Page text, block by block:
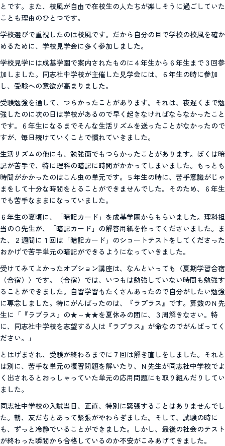
とです。また、校風が自由で在校生の人たちが楽しそうに過ごしていた
ことも理由のひとつです。
学校選びで重視したのは校風です。だから自分の目で学校の校風を確か
めるために、学校見学会に多く参加しました。
学校見学には成基学園で案内されたものに４年生から６年生まで３回参
加しました。同志社中学校が主催した見学会には、６年生の時に参加
し、受験への意欲が高まりました。
受験勉強を通して、つらかったことがあります。それは、夜遅くまで勉
強したのに次の日は学校があるので早く起きなければならなかったこと
です。６年生になるまでそんな生活リズムを送ったことがなかったので
すが、毎日続けていくことで慣れていきました。
生活リズムの他にも、勉強面でもつらかったことがあります。ぼくは暗
記が苦手で、特に理科の暗記に時間がかかってしまいました。もっとも
時間がかかったのはこん虫の単元です。５年生の時に、苦手意識がじゃ
まをして十分な時間をとることができませんでした。そのため、６年生
でも苦手なままになっていました。
６年生の夏頃に、「暗記カード」を成基学園からもらいました。理科担
当のＯ先生が、「暗記カード」の解答用紙を作ってくださいました。ま
た、２週間に１回は「暗記カード」のショートテストをしてくださった
おかげで苦手単元の暗記ができるようになっていきました。
受けてみてよかったオプション講座は、なんといっても〈夏期学習合宿
（合宿）〉です。〈合宿〉では、いつもは勉強していない時間も勉強す
ることができました。自習学習もたくさんあったので自分がしたい勉強
に専念しました。特にがんばったのは、『ラプラス』です。算数のＮ先
生に「『ラプラス』の★～★★を夏休みの間に、３周解きなさい。特
に、同志社中学校を志望する人は『ラプラス』が命なのでがんばってく
ださい。」
とはげまされ、受験が終わるまでに７回は解き直しをしました。それと
は別に、苦手な単元の復習問題を解いたり、Ｎ先生が同志社中学校でよ
く出されるとおっしゃっていた単元の応用問題にも取り組んだりしてい
ました。
同志社中学校の入試当日、正直、特別に緊張することはありませんでし
た。朝、友だちとあって緊張がやわらぎました。そして、試験の時に
も、ずっと冷静でいることができました。しかし、最後の社会のテスト
が終わった瞬間から合格しているのか不安がこみあげてきました。